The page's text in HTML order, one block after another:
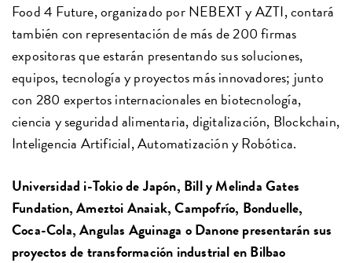
Food 4 Future, organizado por NEBEXT y AZTI, contará
también con representación de más de 200 firmas
expositoras que estarán presentando sus soluciones,
equipos, tecnología y proyectos más innovadores; junto
con 280 expertos internacionales en biotecnología,
ciencia y seguridad alimentaria, digitalización, Blockchain,
Inteligencia Artificial, Automatización y Robótica.
Universidad i-Tokio de Japón, Bill y Melinda Gates
Fundation, Ameztoi Anaiak, Campofrío, Bonduelle,
Coca-Cola, Angulas Aguinaga o Danone presentarán sus
proyectos de transformación industrial en Bilbao